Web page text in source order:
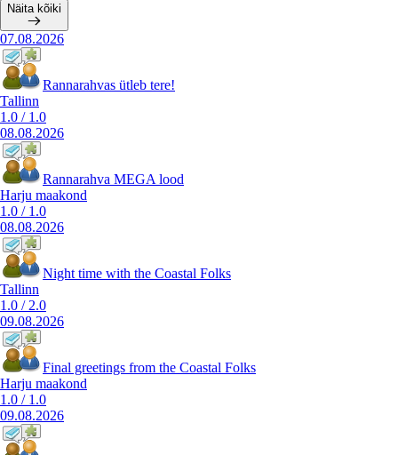
Näita kõiki
07.08.2026
Rannarahvas ütleb tere!
Tallinn
1.0 / 1.0
08.08.2026
Rannarahva MEGA lood
Harju maakond
1.0 / 1.0
08.08.2026
Night time with the Coastal Folks
Tallinn
1.0 / 2.0
09.08.2026
Final greetings from the Coastal Folks
Harju maakond
1.0 / 1.0
09.08.2026